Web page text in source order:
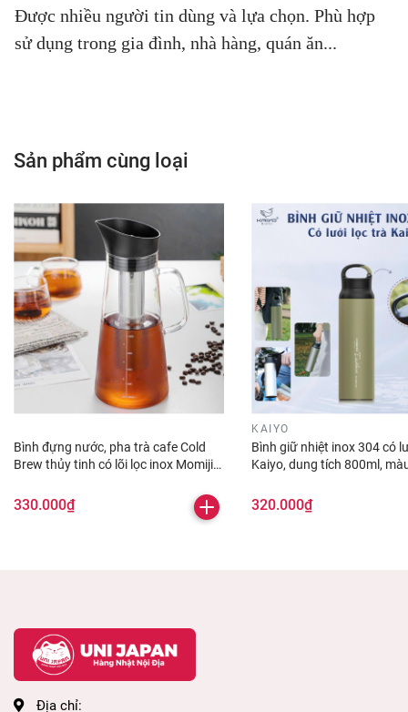
Được nhiều người tin dùng và lựa chọn. Phù hợp
sử dụng trong gia đình, nhà hàng, quán ăn...
Sản phẩm cùng loại
Bình đựng nước, pha trà cafe Cold
Brew thủy tinh có lõi lọc inox Momiji
330.000₫
KAIYO
Bình giữ nhiệt inox 304 có
Kaiyo, dung tích 800ml,
320.000₫
Địa chỉ: